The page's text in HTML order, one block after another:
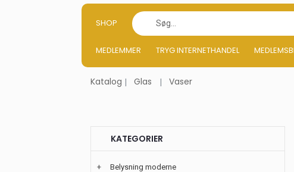
SHOP
MEDLEMMER TRYG INTERNETHANDEL
Katalog Glas Vaser
KATEGORIER
+
Belysning moderne